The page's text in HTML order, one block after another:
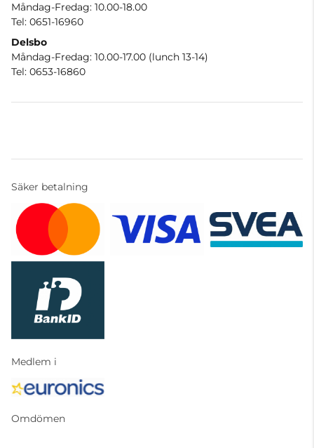
Måndag-Fredag: 10.00-18.00
Tel: 0651-16960
Delsbo
Måndag-Fredag: 10.00-17.00 (lunch 13-14)
Tel: 0653-16860
Säker betalning
Medlem i
Omdömen